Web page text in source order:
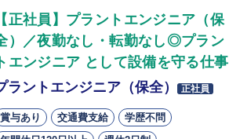
正社員】プラントエンジニア（保
）／夜勤なし・転勤なし◎プラン
エンジニア として設備を守る仕事
ラントエンジニア（保全） 正社員
賞与あり 交通費支給
学歴不問